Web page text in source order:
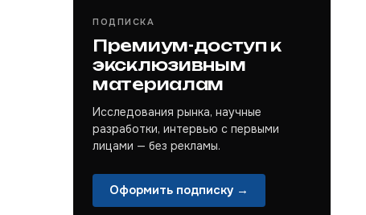
ПОДПИСКА
Премиум-доступ к
эксклюзивным
материалам
Исследования рынка, научные
разработки, интервью с первыми
лицами — без рекламы.
Оформить подписку →